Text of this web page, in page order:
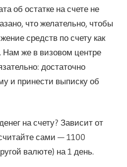
об остатке на счете не
что желательно, чтобы
средств по счету как
же в визовом центре
достаточно
и принести выписку об
на счету? Зависит от
сами — 1100
валюте) на 1 день.